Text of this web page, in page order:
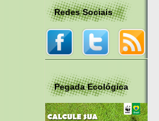
Redes Sociais
Pegada Ecológica